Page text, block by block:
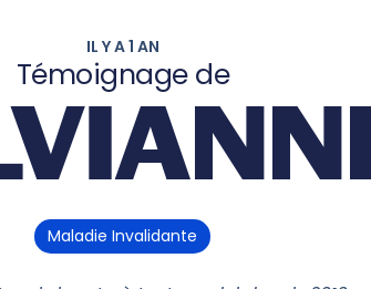
IL Y A 1 AN
Témoignage de
Maladie Invalidante